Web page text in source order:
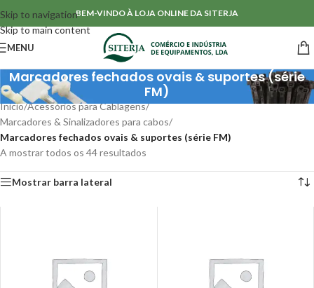
Skip to navigation
Skip to main content
BEM-VINDO À LOJA ONLINE DA SITERJA
MENU
Marcadores fechados ovais & suportes (série
FM)
Início/Acessórios para Cablagens/
Marcadores & Sinalizadores para cabos/
Marcadores fechados ovais & suportes (série FM)
A mostrar todos os 44 resultados
Mostrar barra lateral